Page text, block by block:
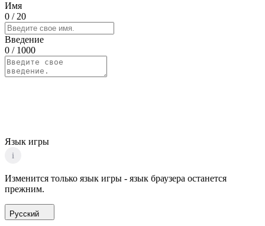
Имя
0 / 20
Введение
0 / 1000
Язык игры
i
Изменится только язык игры - язык браузера останется
прежним.
Русский